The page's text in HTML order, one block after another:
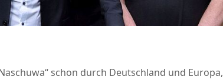
schon durch Deutschland und Europa,